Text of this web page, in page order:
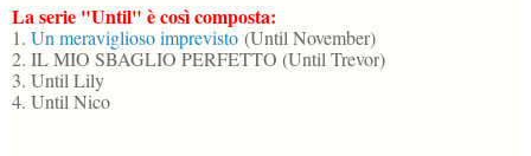
La serie "Until" è così composta:
1. Un meraviglioso imprevisto (Until November)
2. IL MIO SBAGLIO PERFETTO (Until Trevor)
3. Until Lily
4. Until Nico